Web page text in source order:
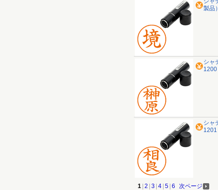
製品
シャ
シャ
1 2 3 4 5 6 次ページ